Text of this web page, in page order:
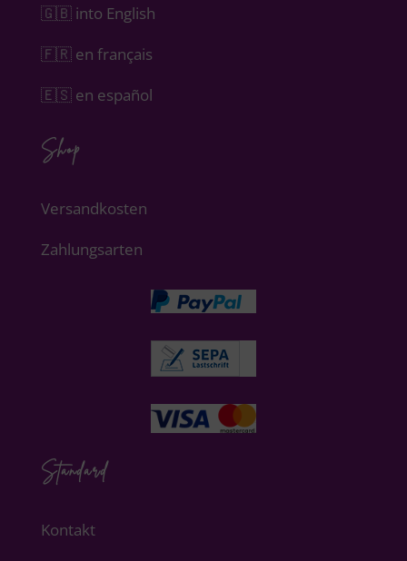
🇬🇧 into English
🇫🇷 en français
🇪🇸 en español
Shop
Versandkosten
Zahlungsarten
Standard
Kontakt